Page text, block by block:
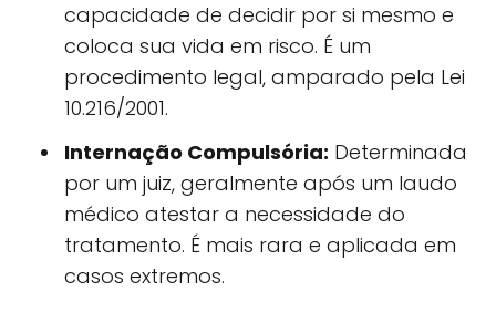
capacidade de decidir por si mesmo e
coloca sua vida em risco. É um
procedimento legal, amparado pela Lei
10.216/2001.
Internação Compulsória: Determinada
por um juiz, geralmente após um laudo
médico atestar a necessidade do
tratamento. É mais rara e aplicada em
casos extremos.